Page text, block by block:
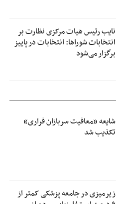
نایب رئیس هیات مرکزی نظارت بر
انتخابات شوراها: انتخابات در پاییز
برگزار می‌شود
شایعه «معافیت سربازان فراری»
تکذیب شد
زیرمیزی در جامعه پزشکی کمتر از